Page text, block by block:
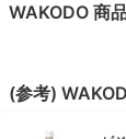
WAKODO 商
(参考)